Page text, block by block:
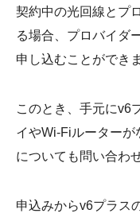
契約中の光回線とプ
る場合、プロバイダ
申し込むことができ
このとき、手元にv6
イやWi-Fiルーター
についても問い合わ
申込みからv6プラス